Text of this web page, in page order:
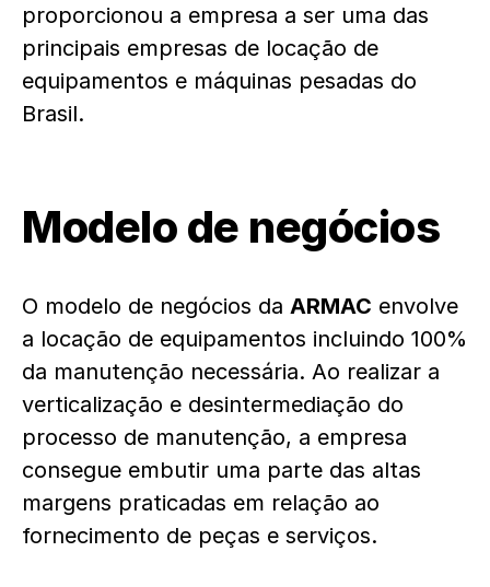
proporcionou a empresa a ser uma das
principais empresas de locação de
equipamentos e máquinas pesadas do
Brasil.
Modelo de negócios
O modelo de negócios da ARMAC envolve
a locação de equipamentos incluindo 100%
da manutenção necessária. Ao realizar a
verticalização e desintermediação do
processo de manutenção, a empresa
consegue embutir uma parte das altas
margens praticadas em relação ao
fornecimento de peças e serviços.